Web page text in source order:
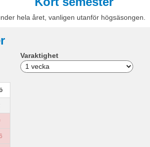
hela året, vanligen utanför högsäsongen.
Varaktighet